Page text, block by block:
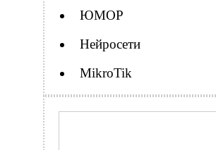
ЮМОР
Нейросети
MikroTik